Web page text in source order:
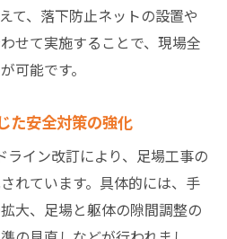
て、落下防止ネットの設置や
せて実施することで、現場全
可能です。
た安全対策の強化
ライン改訂により、足場工事の
れています。具体的には、手
大、足場と躯体の隙間調整の